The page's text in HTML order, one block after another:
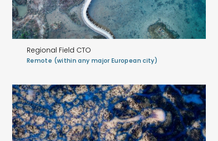
Regional Field CTO
Remote (within any major European city)